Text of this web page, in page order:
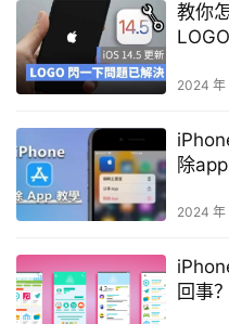
教你
2024 年
除
2024 年
回事？